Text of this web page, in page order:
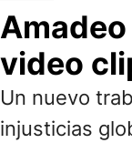
video
Un nuevo
injusticias